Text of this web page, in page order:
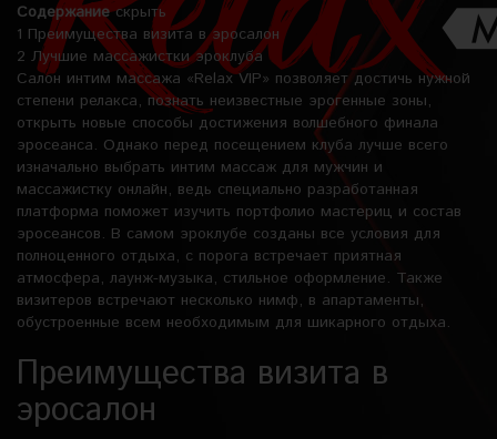
Содержание скрыть
1 Преимущества визита в эросалон
2 Лучшие массажистки эроклуба
Салон интим массажа «Relax VIP» позволяет достичь нужной
степени релакса, познать неизвестные эрогенные зоны,
открыть новые способы достижения волшебного финала
эросеанса. Однако перед посещением клуба лучше всего
изначально выбрать интим массаж для мужчин и
массажистку онлайн, ведь специально разработанная
платформа поможет изучить портфолио мастериц и состав
эросеансов. В самом эроклубе созданы все условия для
полноценного отдыха, с порога встречает приятная
атмосфера, лаунж-музыка, стильное оформление. Также
визитеров встречают несколько нимф, в апартаменты,
обустроенные всем необходимым для шикарного отдыха.
Преимущества визита в
эросалон